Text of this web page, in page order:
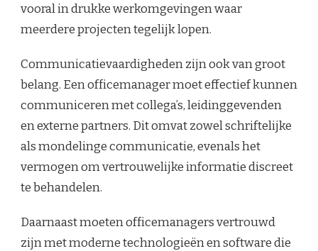
vooral in drukke werkomgevingen waar
meerdere projecten tegelijk lopen.
Communicatievaardigheden zijn ook van groot
belang. Een officemanager moet effectief kunnen
communiceren met collega’s, leidinggevenden
en externe partners. Dit omvat zowel schriftelijke
als mondelinge communicatie, evenals het
vermogen om vertrouwelijke informatie discreet
te behandelen.
Daarnaast moeten officemanagers vertrouwd
zijn met moderne technologieën en software die